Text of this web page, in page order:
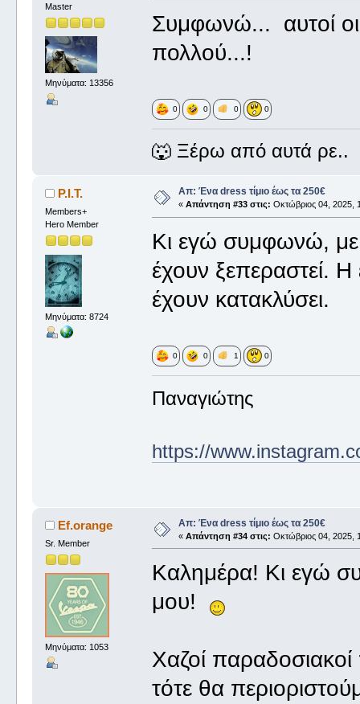
Master
Μηνύματα: 13356
Συμφωνώ... αυτοί οι
πολλού...!
0 0 0 0
🐺 Ξέρω από αυτά ρε..
P.I.T.
Members+
Hero Member
Μηνύματα: 8724
Απ: Ένα dress τίμιο έως τα 250€
« Απάντηση #33 στις: Οκτώβριος 04, 2025,
Κι εγώ συμφωνώ, με
έχουν ξεπεραστεί. Η
έχουν κατακλύσει.
0 0 1 0
Παναγιώτης
https://
Ef.orange
Sr. Member
Μηνύματα: 1053
Απ: Ένα dress τίμιο έως τα 250€
« Απάντηση #34 στις: Οκτώβριος 04, 2025,
Καλημέρα! Κι εγώ
μου!
Χαζοί
τότε θα